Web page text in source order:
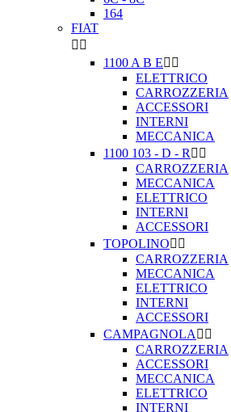
164
FIAT
 
1100 A B E 
ELETTRICO
CARROZZERIA
ACCESSORI
INTERNI
MECCANICA
1100 103 - D - R  
CARROZZERIA
MECCANICA
ELETTRICO
INTERNI
ACCESSORI
TOPOLINO 
CARROZZERIA
MECCANICA
ELETTRICO
INTERNI
ACCESSORI
CAMPAGNOLA  
CARROZZERIA
ACCESSORI
MECCANICA
ELETTRICO
INTERNI